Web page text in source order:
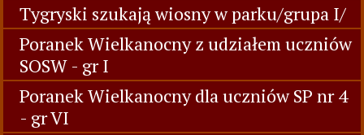
Tygryski szukają wiosny w parku/grupa I/
Poranek Wielkanocny z udziałem uczniów
SOSW - gr I
Poranek Wielkanocny dla uczniów SP nr 4
- gr VI